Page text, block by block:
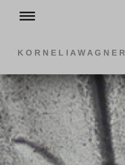
K O R N E L I A W A G N E R